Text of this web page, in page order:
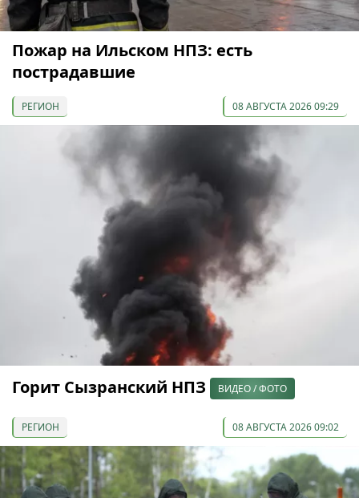
Пожар на Ильском НПЗ: есть
пострадавшие
РЕГИОН 08 АВГУСТА 2026 09:29
Горит Сызранский НПЗ ВИДЕО / ФОТО
РЕГИОН 08 АВГУСТА 2026 09:02